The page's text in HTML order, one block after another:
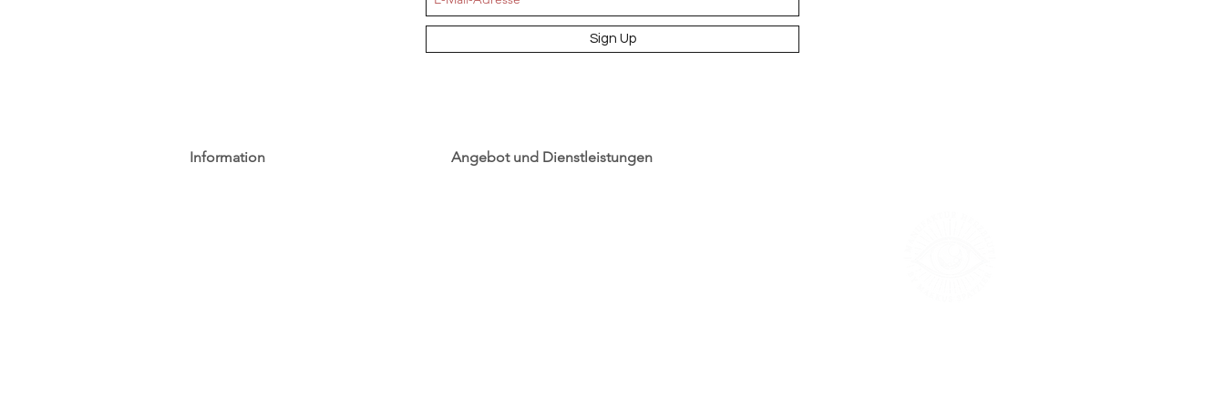
Sign Up
Information
Angebot und Dienstleistungen